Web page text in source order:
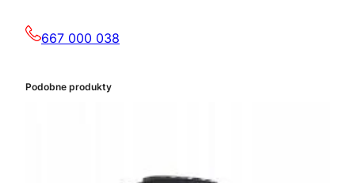
667 000 038
Podobne produkty